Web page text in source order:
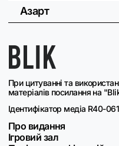
При цитуванні та
матеріалів посилання на
Ідентифікатор медіа R40-
Про видання
Ігровий зал
Азарт